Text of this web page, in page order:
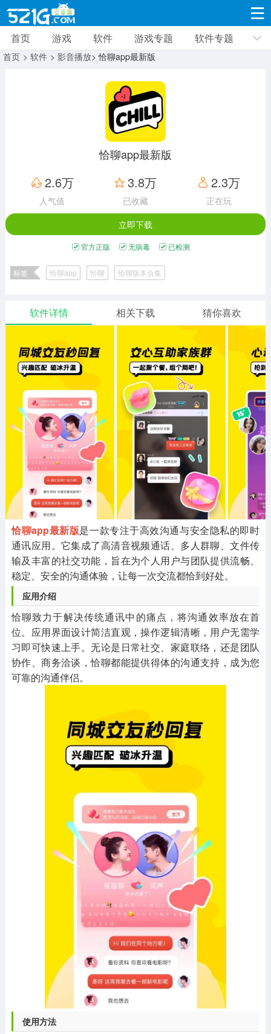
游戏 软件 游戏专题 软件专题 新闻资讯
8693款应用
动作闯关
12967款应用
赛车竞速
3632款应用
卡牌对战
2052款应用
体育运动
1280款应用
手游辅助
1959款应用
二次元
模拟经营
仙侠手游
手赚网赚
绝地求生
三国游戏
3934款应用
我的世界
69款应用
701款应用
其他
982款应用
末日游戏
1407款应用
pc游戏
3450款应用
游戏攻略
63款应用
软件教程
8款应用
热点新闻
8款应用
首页 游戏 软件 游戏专题 软件专题
首页 > 软件 > 影音播放> 恰聊app最新版
恰聊app最新版
2.6万
人气值
3.8万
已收藏
2.3万
正在玩
立即下载
官方正版 无病毒 已检测
标签 恰聊app 恰聊 恰聊版本合集
软件详情 相关下载 猜你喜欢
恰聊app最新版是一款专注于高效沟通与安全隐私的即时
通讯应用。它集成了高清音视频通话、多人群聊、文件传
输及丰富的社交功能，旨在为个人用户与团队提供流畅、
稳定、安全的沟通体验，让每一次交流都恰到好处。
应用介绍
恰聊致力于解决传统通讯中的痛点，将沟通效率放在首
位。应用界面设计简洁直观，操作逻辑清晰，用户无需学
习即可快速上手。无论是日常社交、家庭联络，还是团队
协作、商务洽谈，恰聊都能提供得体的沟通支持，成为您
可靠的沟通伴侣。
使用方法